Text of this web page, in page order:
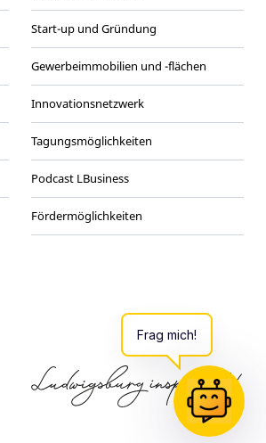
Start-up und Gründung
Gewerbeimmobilien und -flächen
Innovationsnetzwerk
Tagungsmöglichkeiten
Podcast LBusiness
Fördermöglichkeiten